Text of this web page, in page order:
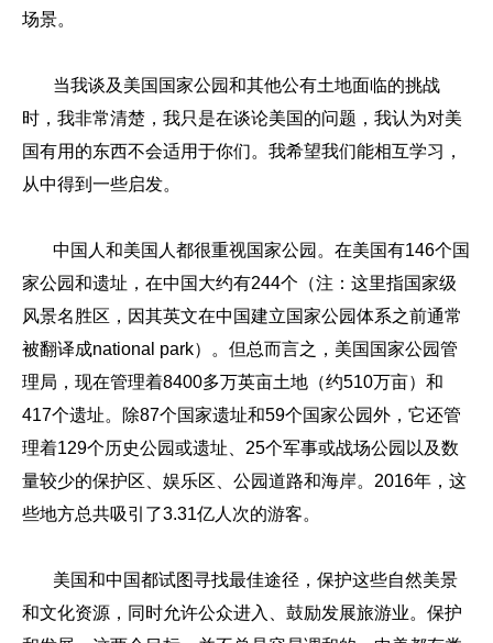
场景。
当我谈及美国国家公园和其他公有土地面临的挑战
时，我非常清楚，我只是在谈论美国的问题，我认为对美
国有用的东西不会适用于你们。我希望我们能相互学习，
从中得到一些启发。
中国人和美国人都很重视国家公园。在美国有146个国
家公园和遗址，在中国大约有244个（注：这里指国家级
风景名胜区，因其英文在中国建立国家公园体系之前通常
被翻译成national park）。但总而言之，美国国家公园管
理局，现在管理着8400多万英亩土地（约510万亩）和
417个遗址。除87个国家遗址和59个国家公园外，它还管
理着129个历史公园或遗址、25个军事或战场公园以及数
量较少的保护区、娱乐区、公园道路和海岸。2016年，这
些地方总共吸引了3.31亿人次的游客。
美国和中国都试图寻找最佳途径，保护这些自然美景
和文化资源，同时允许公众进入、鼓励发展旅游业。保护